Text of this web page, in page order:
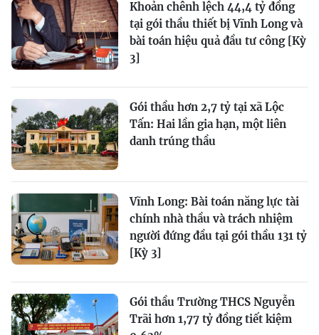
Khoản chênh lệch 44,4 tỷ đồng
tại gói thầu thiết bị Vĩnh Long và
bài toán hiệu quả đầu tư công [Kỳ
3]
Gói thầu hơn 2,7 tỷ tại xã Lộc
Tấn: Hai lần gia hạn, một liên
danh trúng thầu
Vĩnh Long: Bài toán năng lực tài
chính nhà thầu và trách nhiệm
người đứng đầu tại gói thầu 131 tỷ
[Kỳ 3]
Gói thầu Trường THCS Nguyễn
Trãi hơn 1,77 tỷ đồng tiết kiệm